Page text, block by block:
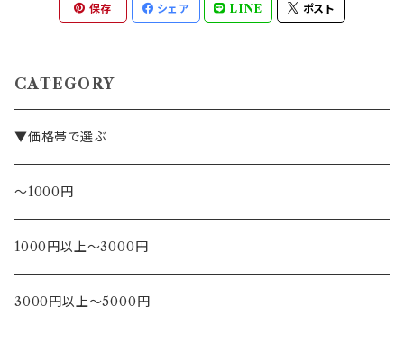
保存 シェア LINE ポスト
CATEGORY
▼価格帯で選ぶ
～1000円
1000円以上～3000円
3000円以上～5000円